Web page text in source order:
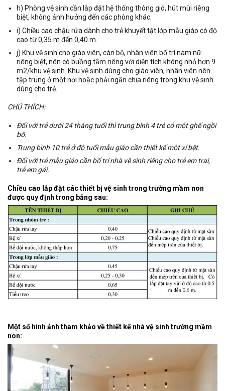
h) Phòng vệ sinh cần lắp đặt hệ thống thông gió, hút mùi riêng
biệt, không ảnh hưởng đến các phòng khác.
i) Chiều cao chậu rửa dành cho trẻ khuyết tật lớp mẫu giáo có độ
cao từ 0,35 m đến 0,40 m.
j) Khu vệ sinh cho giáo viên, cán bộ, nhân viên bố trí nam nữ
riêng biệt, nên có buồng tắm riêng với diện tích không nhỏ hơn 9
m2/khu vệ sinh. Khu vệ sinh dùng cho giáo viên, nhân viên nên
tập trung ở một nơi hoặc phải ngăn chia riêng trong khu vệ sinh
dùng cho trẻ.
CHÚ THÍCH:
Đối với trẻ dưới 24 tháng tuổi thì trung bình 4 trẻ có một ghế ngồi
bô.
Trung bình 10 trẻ ở độ tuổi mẫu giáo cần thiết kế một xí bệt.
Đối với trẻ mẫu giáo cần bố trí nhà vệ sinh riêng cho trẻ em trai,
trẻ em gái.
Chiều cao lắp đặt các thiết bị vệ sinh trong trường mầm non
được quy định trong bảng sau:
Một số hình ảnh tham khảo về thiết kế nhà vệ sinh trường mầm
non: